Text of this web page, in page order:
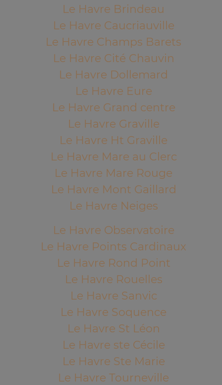
Le Havre Brindeau
Le Havre Caucriauville
Le Havre Champs Barets
Le Havre Cité Chauvin
Le Havre Dollemard
Le Havre Eure
Le Havre Grand centre
Le Havre Graville
Le Havre Ht Graville
Le Havre Mare au Clerc
Le Havre Mare Rouge
Le Havre Mont Gaillard
Le Havre Neiges
Le Havre Observatoire
Le Havre Points Cardinaux
Le Havre Rond Point
Le Havre Rouelles
Le Havre Sanvic
Le Havre Soquence
Le Havre St Léon
Le Havre ste Cécile
Le Havre Ste Marie
Le Havre Tourneville